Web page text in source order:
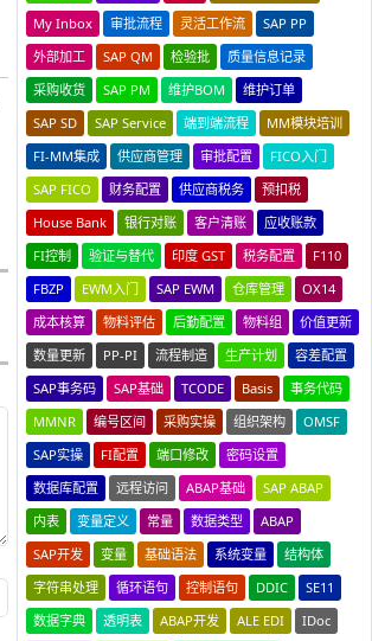
My Inbox
审批流程 灵活工作流
SAP PP
外部加工
SAP QM 检验批
质量信息记录
采购收货
SAP PM 维护BOM
维护订单
SAP SD
SAP Service 端到端流程
MM模块培训
FI-MM集成
供应商管理 审批配置
FICO入门
SAP FICO
财务配置 供应商税务
预扣税
House Bank
银行对账 客户清账
应收账款
FI控制
验证与替代 印度 GST 税务配置
F110
FBZP
EWM入门 SAP EWM 仓库管理
OX14
成本核算
物料评估 后勤配置 物料组
价值更新
数量更新
PP-PI 流程制造 生产计划
容差配置
SAP事务码
SAP基础 TCODE Basis
事务代码
MMNR
编号区间 采购实操 组织架构
OMSF
SAP实操
FI配置 端口修改
密码设置
数据库配置
远程访问 ABAP基础
SAP ABAP
内表
变量定义 常量 数据类型
ABAP
SAP开发
变量 基础语法 系统变量
结构体
字符串处理
循环语句 控制语句 DDIC
SE11
数据字典
透明表 ABAP开发 ALE EDI
IDoc